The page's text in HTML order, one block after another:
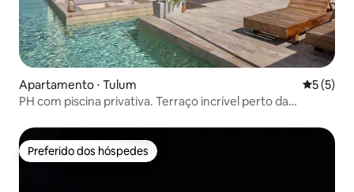
Apartamento ⋅ Tulum 5 de
5 (5)
PH com piscina privativa. Terraço incrível perto da
Preferido dos hóspedes
Preferido dos hóspedes